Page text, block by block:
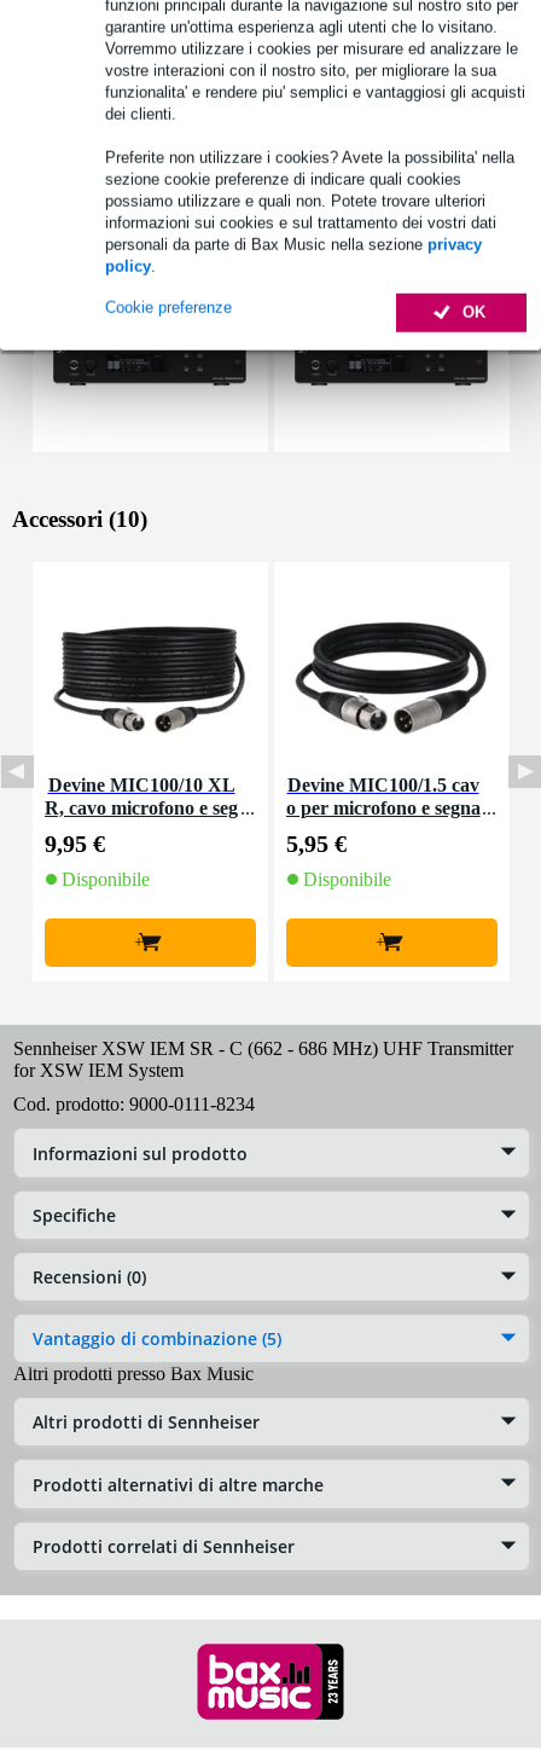
funzioni principali durante la navigazione sul nostro sito per
garantire un'ottima esperienza agli utenti che lo visitano.
Vorremmo utilizzare i cookies per misurare ed analizzare le
vostre interazioni con il nostro sito, per migliorare la sua
funzionalita' e rendere piu' semplici e vantaggiosi gli acquisti
dei clienti.
Preferite non utilizzare i cookies? Avete la possibilita' nella
sezione cookie preferenze di indicare quali cookies
possiamo utilizzare e quali non. Potete trovare ulteriori
informazioni sui cookies e sul trattamento dei vostri dati
personali da parte di Bax Music nella sezione privacy
policy.
OK
Cookie preferenze
risposta in frequenza: 45 Hz - 15 kHz
ingresso: 2x XLR/TRS combo (bilanciato)
THD: <0,9%
Specifiche complete
Vedi anche (3)
Accessori (10)
Devine MIC100/10 XL
R, cavo microfono e seg
9,95 €
Disponibile
+
Devine MIC100/1.5 cav
o per microfono e segna
5,95 €
Disponibile
+
Sennheiser XSW IEM SR - C (662 - 686 MHz) UHF Transmitter
for XSW IEM System
Cod. prodotto: 9000-0111-8234
Informazioni sul prodotto
Specifiche
Recensioni (0)
Vantaggio di combinazione (5)
Altri prodotti presso Bax Music
Altri prodotti di Sennheiser
Prodotti alternativi di altre marche
Prodotti correlati di Sennheiser